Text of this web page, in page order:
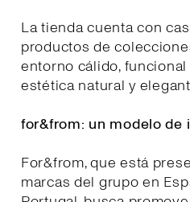
La tienda cuenta con
productos de
entorno cálido,
estética natural y
for&from: un modelo de
For&from, que está
marcas del grupo en